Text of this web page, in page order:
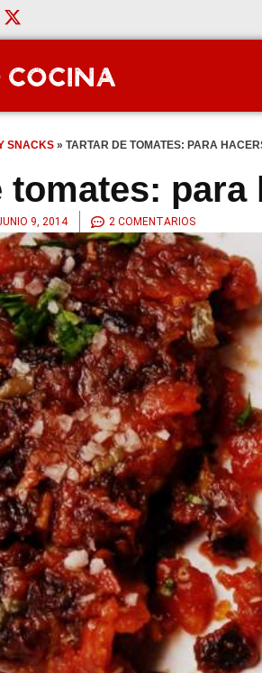
SNACKS » TARTAR DE TOMATES: PARA
tomates:
9, 2014 2 COMENTARIOS